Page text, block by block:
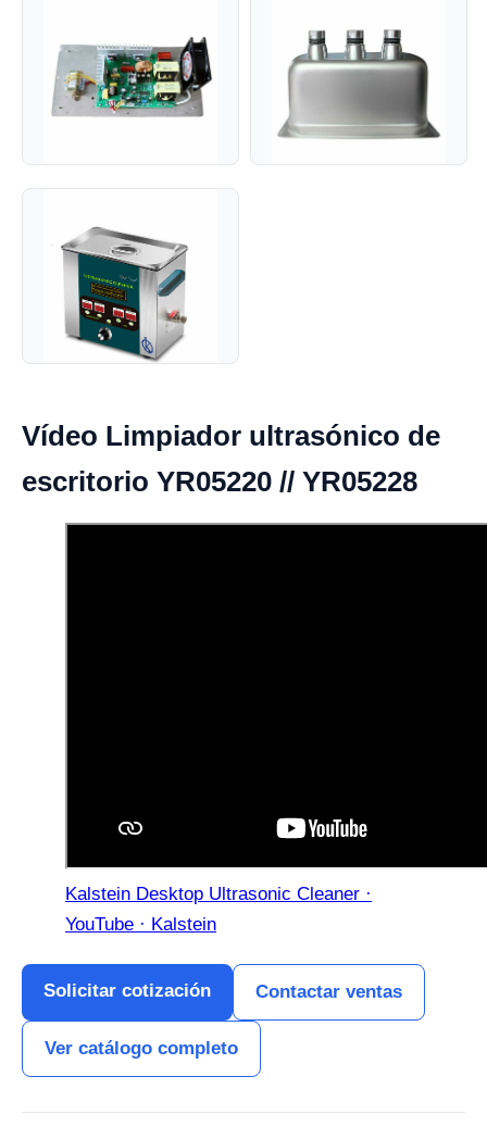
Vídeo Limpiador ultrasónico de
escritorio YR05220 // YR05228
Kalstein Desktop Ultrasonic Cleaner ·
YouTube · Kalstein
Solicitar cotización Contactar ventas
Ver catálogo completo